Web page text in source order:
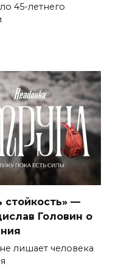
45-летнего
стойкость» —
Головин о
лишает человека